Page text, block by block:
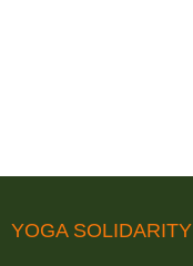
YOGA SOLIDARITY